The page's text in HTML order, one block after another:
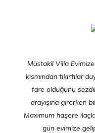
Müstakil Villa
kısmından tıkırtılar
fare olduğunu
arayışına girerken
Maximum haşere
gün evimize